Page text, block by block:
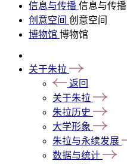
信息与传播 信息与传播
创意空间 创意空间
博物馆 博物馆
关于朱拉
返回
关于朱拉
朱拉历史
大学形象
朱拉与永续发展
数据与统计